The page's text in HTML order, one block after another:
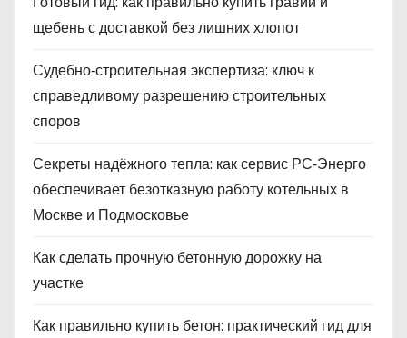
щебень с доставкой без лишних хлопот
Судебно‑строительная экспертиза: ключ к
справедливому разрешению строительных
споров
Секреты надёжного тепла: как сервис РС‑Энерго
обеспечивает безотказную работу котельных в
Москве и Подмосковье
Как сделать прочную бетонную дорожку на
участке
Как правильно купить бетон: практический гид для